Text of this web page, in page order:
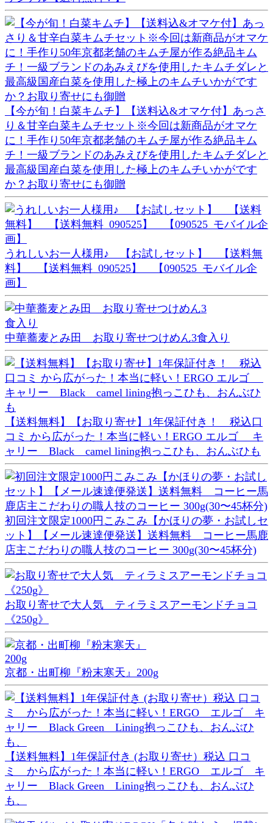
【今が旬！白菜キムチ】【送料込&オマケ付】あっさ
り＆甘辛白菜キムチセット※今回は新商品がオマケ
に！手作り50年京都老舗のキムチ屋が作る絶品キム
チ！一級ブランドのあみえびを使用したキムチダレと
最高級国産白菜を使用した極上のキムチいかがです
か？お取り寄せにも御贈
うれしいお一人様用♪ 【お試しセット】 【送料無
料】 【送料無料_090525】 【090525_モバイル企
画】
中華蕎麦とみ田 お取り寄せつけめん3食入り
【送料無料】【お取り寄せ】1年保証付き！ 税込口
コミ から広がった！本当に軽い！ERGO エルゴ キ
ャリー Black camel lining抱っこひも、おんぶひも
初回注文限定1000円こみこみ【かほりの夢・お試しセ
ット】【メール速達便発送】送料無料 コーヒー馬鹿
店主こだわりの職人技のコーヒー 300g(30〜45杯分)
お取り寄せで大人気 ティラミスアーモンドチョコ
《250g》
京都・出町柳『粉末寒天』200g
【送料無料】1年保証付き (お取り寄せ）税込 口コ
ミ から広がった！本当に軽い！ERGO エルゴ キ
ャリー Black Green Lining抱っこひも、おんぶひ
も、